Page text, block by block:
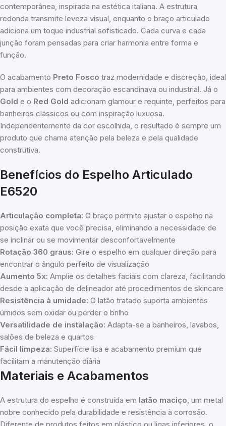
contemporânea, inspirada na estética italiana. A estrutura
redonda transmite leveza visual, enquanto o braço articulado
adiciona um toque industrial sofisticado. Cada curva e cada
junção foram pensadas para criar harmonia entre forma e
função.
O acabamento Preto Fosco traz modernidade e discreção, ideal
para ambientes com decoração escandinava ou industrial. Já o
Gold e o Red Gold adicionam glamour e requinte, perfeitos para
banheiros clássicos ou com inspiração luxuosa.
Independentemente da cor escolhida, o resultado é sempre um
produto que chama atenção pela beleza e pela qualidade
construtiva.
Benefícios do Espelho Articulado
E6520
Articulação completa: O braço permite ajustar o espelho na
posição exata que você precisa, eliminando a necessidade de
se inclinar ou se movimentar desconfortavelmente
Rotação 360 graus: Gire o espelho em qualquer direção para
encontrar o ângulo perfeito de visualização
Aumento 5x: Amplie os detalhes faciais com clareza, facilitando
desde a aplicação de delineador até procedimentos de skincare
Resistência à umidade: O latão tratado suporta ambientes
úmidos sem oxidar ou perder o brilho
Versatilidade de instalação: Adapta-se a banheiros, lavabos,
salões de beleza e quartos
Fácil limpeza: Superfície lisa e acabamento premium que
facilitam a manutenção diária
Materiais e Acabamentos
A estrutura do espelho é construída em latão maciço, um metal
nobre conhecido pela durabilidade e resistência à corrosão.